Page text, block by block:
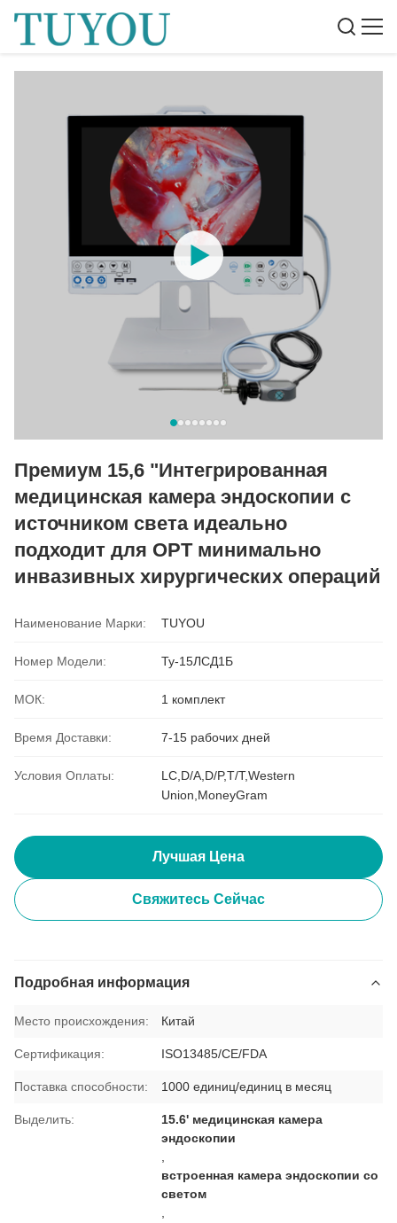
Премиум 15,6 "Интегрированная
медицинская камера эндоскопии с
источником света идеально
подходит для ОРТ минимально
инвазивных хирургических операций
Наименование Марки: TUYOU
Номер Модели: Ту-15ЛСД1Б
МОК: 1 комплект
Время Доставки: 7-15 рабочих дней
Условия Оплаты:
LC,D/A,D/P,T/T,Western
Union,MoneyGram
Лучшая Цена
Свяжитесь Сейчас
Подробная информация
Место происхождения: Китай
Сертификация: ISO13485/CE/FDA
Поставка способности: 1000 единиц/единиц в месяц
Выделить:
15.6' медицинская камера
эндоскопии
встроенная камера эндоскопии со
светом